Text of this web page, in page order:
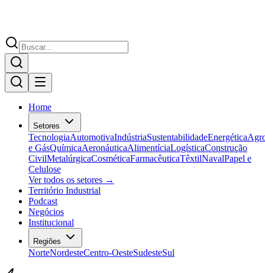
Home
Setores
TecnologiaAutomotivaIndústriaSustentabilidadeEnergética
e GásQuímicaAeronáuticaAlimentíciaLogísticaConstrução
CivilMetalúrgicaCosméticaFarmacêuticaTêxtilNavalPapel e
Celulose
Ver todos os setores →
Território Industrial
Podcast
Negócios
Institucional
Regiões
NorteNordesteCentro-OesteSudesteSul